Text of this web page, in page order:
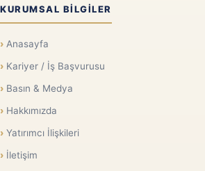
KURUMSAL BILGILER
Anasayfa
Kariyer / İş Başvurusu
Basın & Medya
Hakkımızda
Yatırımcı İlişkileri
İletişim